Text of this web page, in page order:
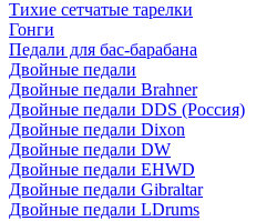
Тихие сетчатые тарелки
Гонги
Педали для бас-барабана
Двойные педали
Двойные педали Brahner
Двойные педали DDS (Россия)
Двойные педали Dixon
Двойные педали DW
Двойные педали EHWD
Двойные педали Gibraltar
Двойные педали LDrums